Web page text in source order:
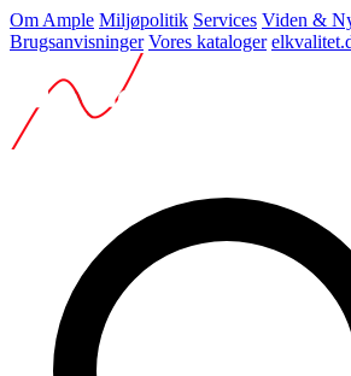
Om Ample Miljøpolitik Services Viden &
Brugsanvisninger Vores kataloger